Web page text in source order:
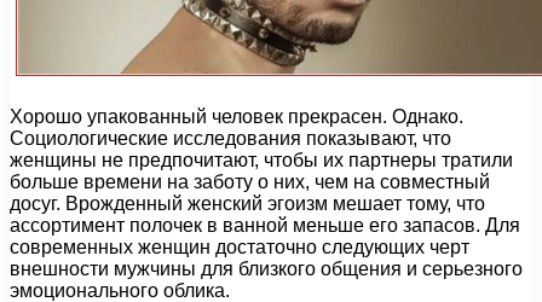
Хорошо упакованный человек прекрасен. Однако.
Социологические исследования показывают, что
женщины не предпочитают, чтобы их партнеры тратили
больше времени на заботу о них, чем на совместный
досуг. Врожденный женский эгоизм мешает тому, что
ассортимент полочек в ванной меньше его запасов. Для
современных женщин достаточно следующих черт
внешности мужчины для близкого общения и серьезного
эмоционального облика.